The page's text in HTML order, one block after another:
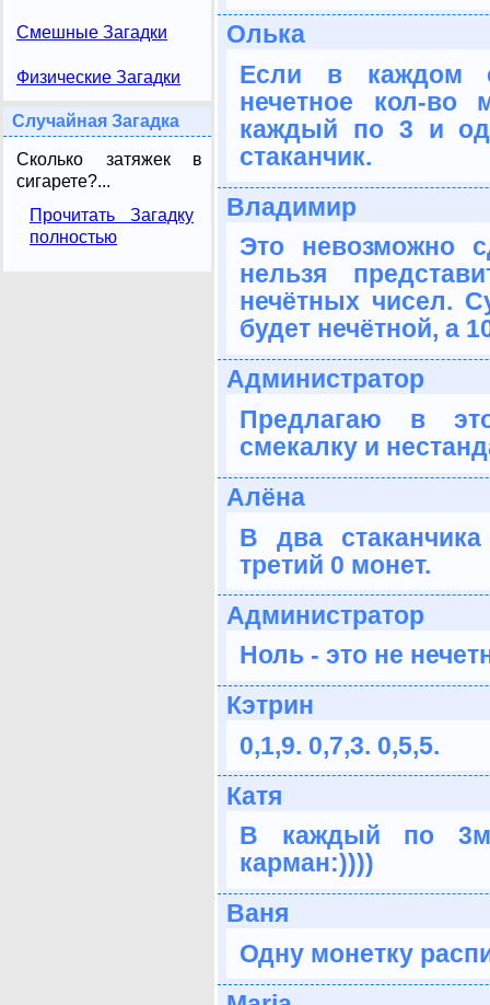
Смешные Загадки
Физические Загадки
Случайная Загадка
Сколько затяжек в
сигарете?...
Прочитать Загадку
полностью
Олька
Если в каждом
нечетное кол-во
каждый по 3 и
стаканчик.
Владимир
Это невозможно
нельзя
нечётных чисел.
будет нечётной, а
Администратор
Предлагаю в
смекалку и
Алёна
В два
третий 0 монет.
Администратор
Ноль - это не
Кэтрин
0,1,9. 0,7,3. 0,5,5.
Катя
В каждый по
карман:))))
Ваня
Одну монетку